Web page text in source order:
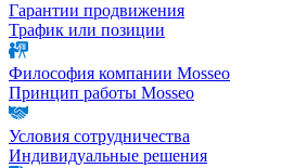
Гарантии продвижения
Трафик или позиции
Философия компании Mosseo
Принцип работы Mosseo
Условия сотрудничества
Индивидуальные решения